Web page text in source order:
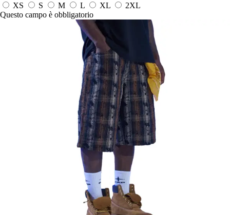
XS
S M L XL
2XL
Questo campo è obbligatorio